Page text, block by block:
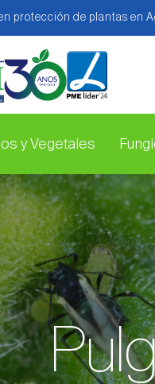
protección de plantas en
y Vegetales